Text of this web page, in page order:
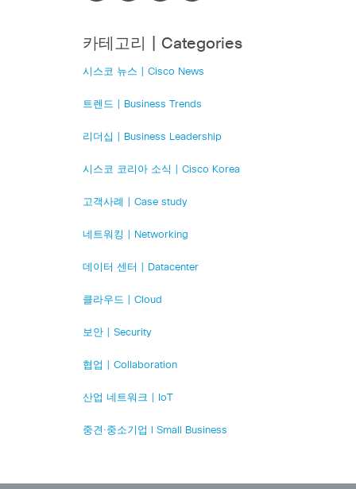
카테고리 | Categories
시스코 뉴스 | Cisco News
트렌드 | Business Trends
리더십 | Business Leadership
시스코 코리아 소식 | Cisco Korea
고객사례 | Case study
네트워킹 | Networking
데이터 센터 | Datacenter
클라우드 | Cloud
보안 | Security
협업 | Collaboration
산업 네트워크 | IoT
중견·중소기업 l Small Business